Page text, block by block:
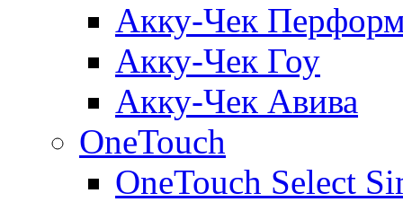
Акку-Чек
Акку-Чек Гоу
Акку-Чек Авива
OneTouch
OneTouch Select